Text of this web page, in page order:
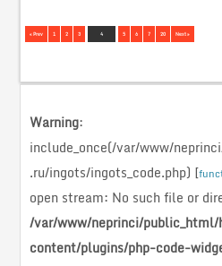
« Prev 1 2 3 4 5 6 7 20 Next »
Warning:
include_once(/var/www/
.ru/ingots/ingots_code.php) [
open stream: No such file or
/var/www/neprinci/
content/plugins/php-code-